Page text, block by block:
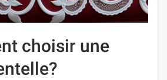
choisir une